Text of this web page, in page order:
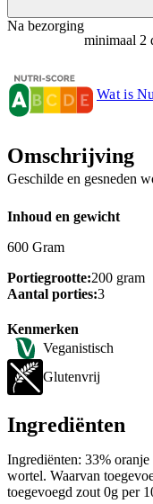
Na bezorging
minimaal 2
Wat is
Omschrijving
Geschilde en gesneden
Inhoud en gewicht
600 Gram
Portiegrootte:200 gram
Aantal porties:3
Kenmerken
Veganistisch
Glutenvrij
Ingrediënten
Ingrediënten: 33%
wortel. Waarvan
toegevoegd zout 0g per